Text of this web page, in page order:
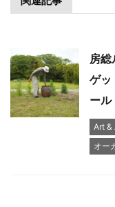
房
ゲッ
ール
Art
オー